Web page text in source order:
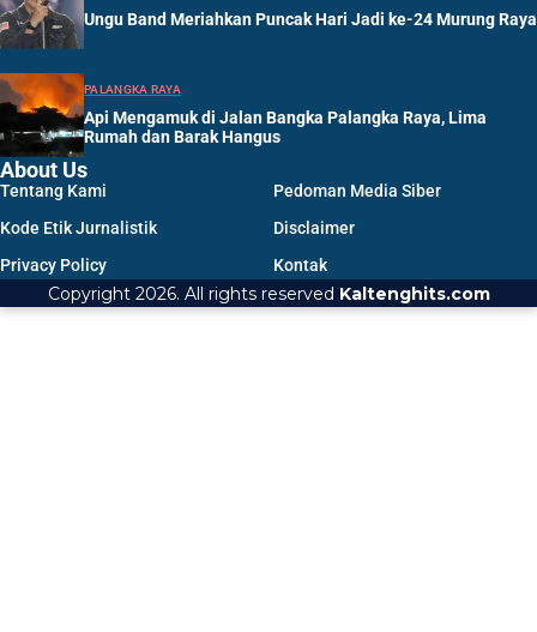
Ungu Band Meriahkan Puncak Hari Jadi ke-24 Murung Raya
PALANGKA RAYA
Api Mengamuk di Jalan Bangka Palangka Raya, Lima
Rumah dan Barak Hangus
About Us
Tentang Kami
Pedoman Media Siber
Kode Etik Jurnalistik
Disclaimer
Privacy Policy
Kontak
Copyright 2026. All rights reserved Kaltenghits.com